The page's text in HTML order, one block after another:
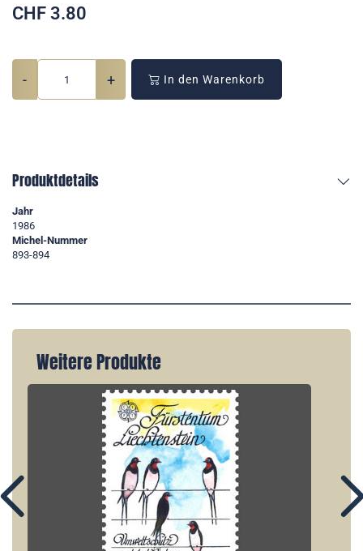
CHF 3.80
- + In den Warenkorb
Produktdetails
Jahr
1986
Michel-Nummer
893-894
Weitere Produkte